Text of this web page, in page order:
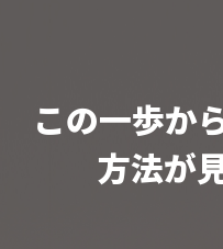
この一歩か
方法が